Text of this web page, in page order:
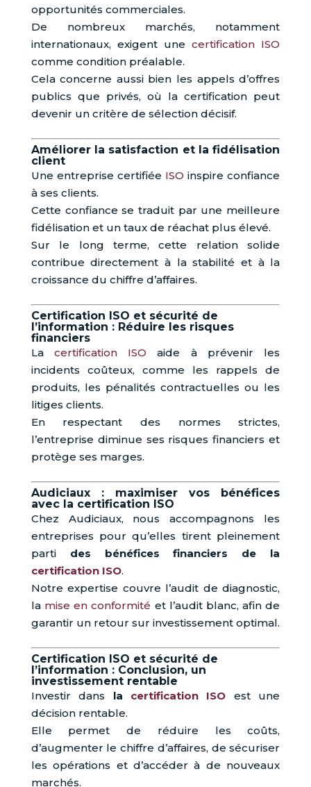
opportunités commerciales.
De nombreux marchés, notamment
internationaux, exigent unecertification ISO
comme condition préalable.
Cela concerne aussi bien les appels d’offres
publics que privés, où la certification peut
devenir un critère de sélection décisif.
Améliorer la satisfaction et la fidélisation
client
Une entreprise certifiée ISO inspire confiance
à ses clients.
Cette confiance se traduit par une meilleure
fidélisation et un taux de réachat plus élevé.
Sur le long terme, cette relation solide
contribue directement à la stabilité et à la
croissance du chiffre d’affaires.
Certification ISO et sécurité de
l’information : Réduire les risques
financiers
Lacertification ISO aide à prévenir les
incidents coûteux, comme les rappels de
produits, les pénalités contractuelles ou les
litiges clients.
En respectant des normes strictes,
l’entreprise diminue ses risques financiers et
protège ses marges.
Audiciaux : maximiser vos bénéfices
avec la certification ISO
Chez Audiciaux, nous accompagnons les
entreprises pour qu’elles tirent pleinement
parti des bénéfices financiers de la
certification ISO.
Notre expertise couvre l’audit de diagnostic,
la mise en conformité et l’audit blanc, afin de
garantir un retour sur investissement optimal.
Certification ISO et sécurité de
l’information : Conclusion, un
investissement rentable
Investir dans la certification ISO est une
décision rentable.
Elle permet de réduire les coûts,
d’augmenter le chiffre d’affaires, de sécuriser
les opérations et d’accéder à de nouveaux
marchés.